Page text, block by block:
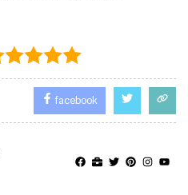
facebook